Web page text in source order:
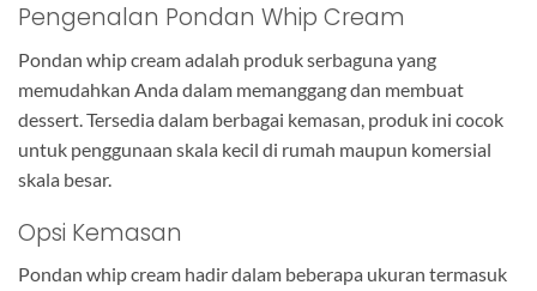
Pengenalan Pondan Whip Cream
Pondan whip cream adalah produk serbaguna yang
memudahkan Anda dalam memanggang dan membuat
dessert. Tersedia dalam berbagai kemasan, produk ini cocok
untuk penggunaan skala kecil di rumah maupun komersial
skala besar.
Opsi Kemasan
Pondan whip cream hadir dalam beberapa ukuran termasuk